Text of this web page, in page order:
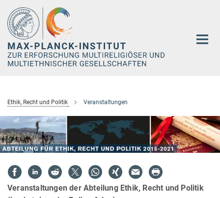
Hauptinhalt
Ethik, Recht und Politik Veranstaltungen
Veranstaltungen der Abteilung Ethik, Recht und Politik